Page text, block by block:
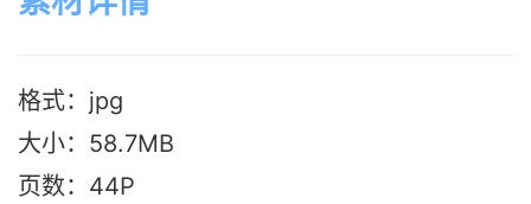
格式：jpg
大小：58.7MB
页数：44P